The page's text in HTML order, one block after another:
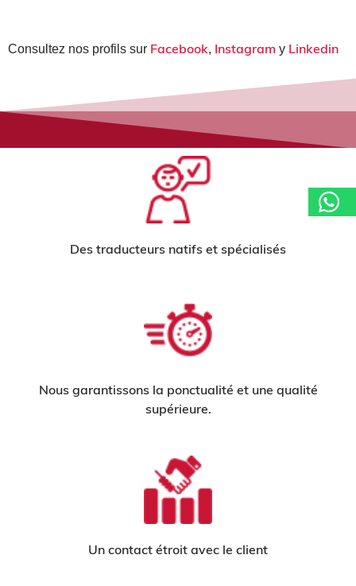
Consultez nos profils sur Facebook, Instagram y Linkedin
Des traducteurs natifs et spécialisés
Nous garantissons la ponctualité et une qualité
supérieure.
Un contact étroit avec le client